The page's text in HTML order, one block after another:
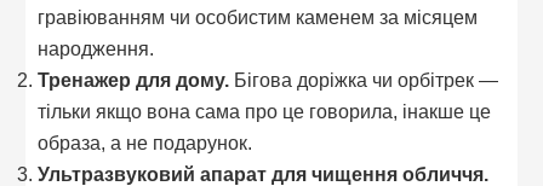
гравіюванням чи особистим каменем за місяцем
народження.
Тренажер для дому. Бігова доріжка чи орбітрек —
тільки якщо вона сама про це говорила, інакше це
образа, а не подарунок.
Ультразвуковий апарат для чищення обличчя.